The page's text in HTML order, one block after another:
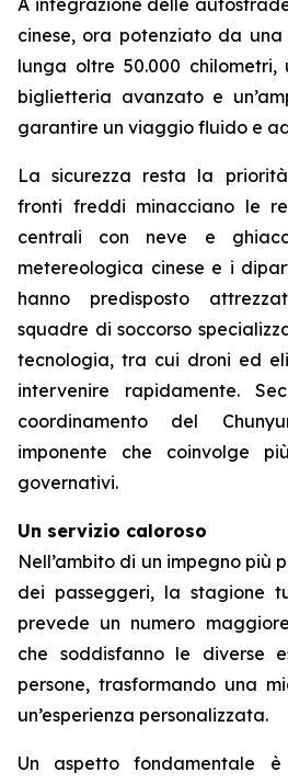
A integrazione delle
cinese, ora potenziato da
lunga oltre 50.000 chilometri,
biglietteria avanzato e
garantire un viaggio fluido e
La sicurezza resta la
fronti freddi minacciano le
centrali con neve e
metereologica cinese e i
hanno predisposto
squadre di soccorso
tecnologia, tra cui droni ed
intervenire rapidamente.
coordinamento del
imponente che coinvolge
governativi.
Un servizio caloroso
Nell’ambito di un impegno più
dei passeggeri, la stagione
prevede un numero
che soddisfanno le diverse
persone, trasformando una
un’esperienza personalizzata.
Un aspetto fondamentale è